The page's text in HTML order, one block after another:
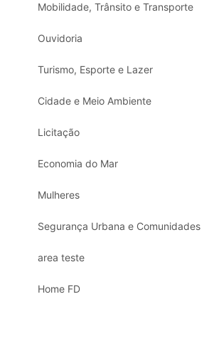
Mobilidade, Trânsito e Transporte
Ouvidoria
Turismo, Esporte e Lazer
Cidade e Meio Ambiente
Licitação
Economia do Mar
Mulheres
Segurança Urbana e Comunidades
area teste
Home FD